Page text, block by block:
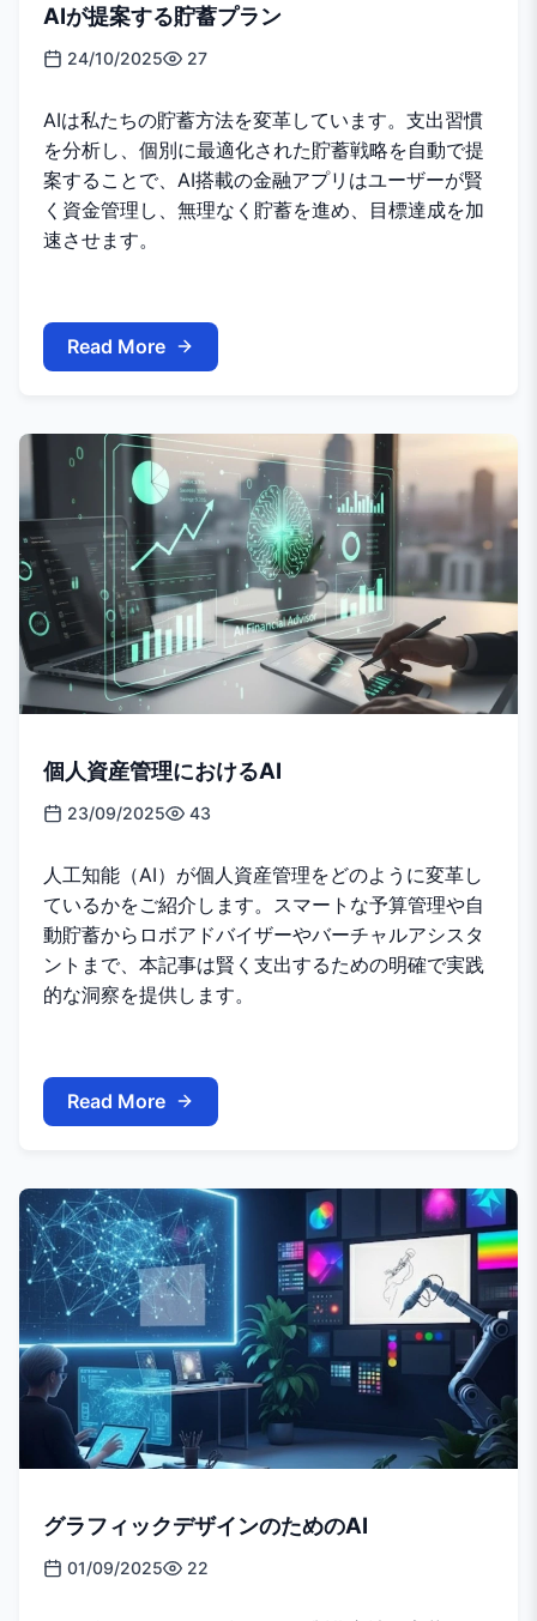
AIが提案する貯蓄プラン
24/10/2025 27
AIは私たちの貯蓄方法を変革しています。支出習慣
を分析し、個別に最適化された貯蓄戦略を自動で提
案することで、AI搭載の金融アプリはユーザーが賢
く資金管理し、無理なく貯蓄を進め、目標達成を加
速させます。
Read More
個人資産管理におけるAI
23/09/2025 43
人工知能（AI）が個人資産管理をどのように変革し
ているかをご紹介します。スマートな予算管理や自
動貯蓄からロボアドバイザーやバーチャルアシスタ
ントまで、本記事は賢く支出するための明確で実践
的な洞察を提供します。
Read More
グラフィックデザインのためのAI
01/09/2025 22